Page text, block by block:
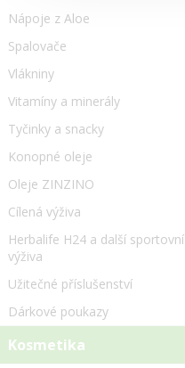
Nápoje z Aloe
Spalovače
Vlákniny
Vitamíny a minerály
Tyčinky a snacky
Konopné oleje
Oleje ZINZINO
Cílená výživa
Herbalife H24 a další sportovní
výživa
Užitečné příslušenství
Dárkové poukazy
Kosmetika